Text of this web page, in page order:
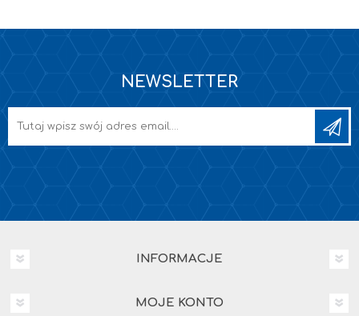
NEWSLETTER
INFORMACJE
MOJE KONTO